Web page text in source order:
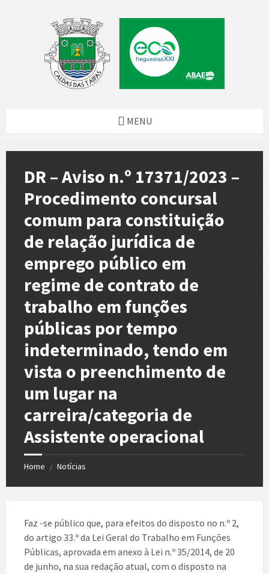
MENU
DR – Aviso n.º 17371/2023 –
Procedimento concursal
comum para constituição
de relação jurídica de
emprego público em
regime de contrato de
trabalho em funções
públicas por tempo
indeterminado, tendo em
vista o preenchimento de
um lugar na
carreira/categoria de
Assistente operacional
Home / Notícias
Faz -se público que, para efeitos do disposto no n.º 2,
do artigo 33.º da Lei Geral do Trabalho em Funções
Públicas, aprovada em anexo à Lei n.º 35/2014, de 20
de junho, na sua redação atual, com o disposto na